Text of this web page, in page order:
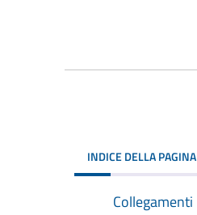
INDICE DELLA PAGINA
Collegamenti